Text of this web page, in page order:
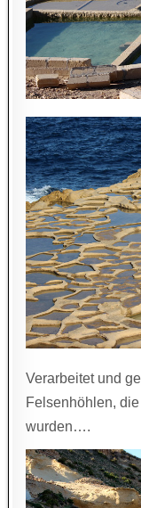
Verarbeitet und
Felsenhöhlen,
wurden….